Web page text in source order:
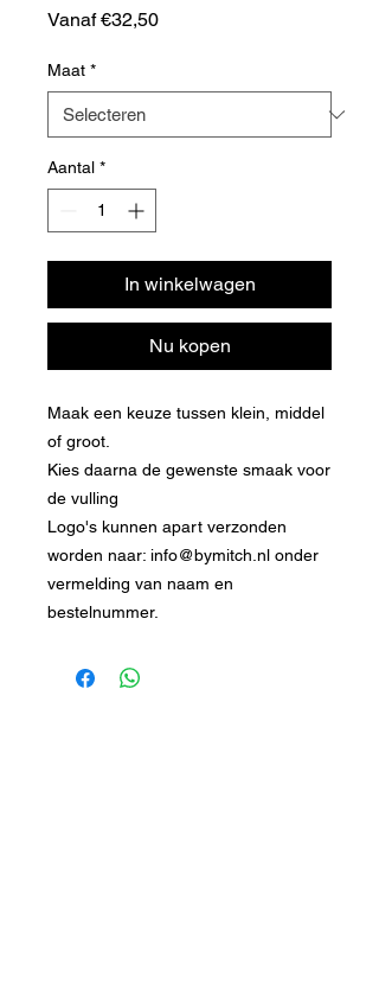
Vanaf€32,50Verkoopprijs
Maat *
Aantal *
In winkelwagen
Nu kopen
Maak een keuze tussen klein, middel
of groot.
Kies daarna de gewenste smaak voor
de vulling
Logo's kunnen apart verzonden
worden naar: info@bymitch.nl onder
vermelding van naam en
bestelnummer.